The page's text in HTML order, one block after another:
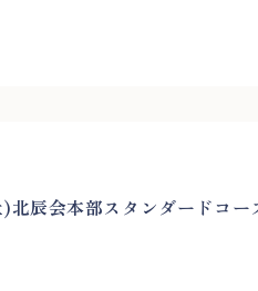
辰会本部スタンダードコ